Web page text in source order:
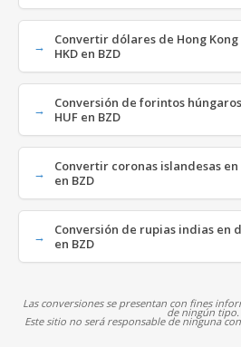
Convertir dólares de Hong
HKD en BZD
Conversión de forintos
HUF en BZD
Convertir coronas islandesas
en BZD
Conversión de rupias indias en
en BZD
Las conversiones se presentan con fines
de ningún tipo.
Este sitio no será responsable de ninguna